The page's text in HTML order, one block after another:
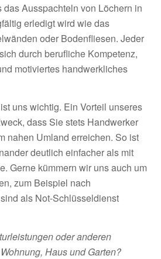
Ausspachteln von Löchern in
erledigt wird wie das
oder Bodenfliesen. Jeder
durch berufliche Kompetenz,
motiviertes handwerkliches
uns wichtig. Ein Vorteil unseres
dass Sie stets Handwerker
nahen Umland erreichen. So ist
deutlich einfacher als mit
Gerne kümmern wir uns auch um
zum Beispiel nach
als Not-Schlüsseldienst
oder anderen
Haus und Garten?